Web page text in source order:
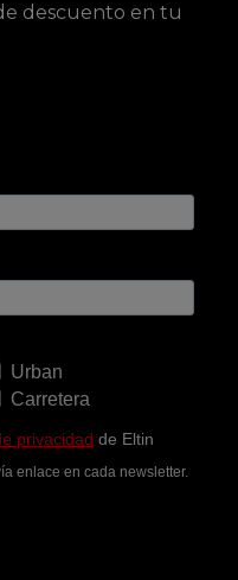
descuento en tu
Urban
Carretera
privacidad de Eltin
enlace en cada newsletter.